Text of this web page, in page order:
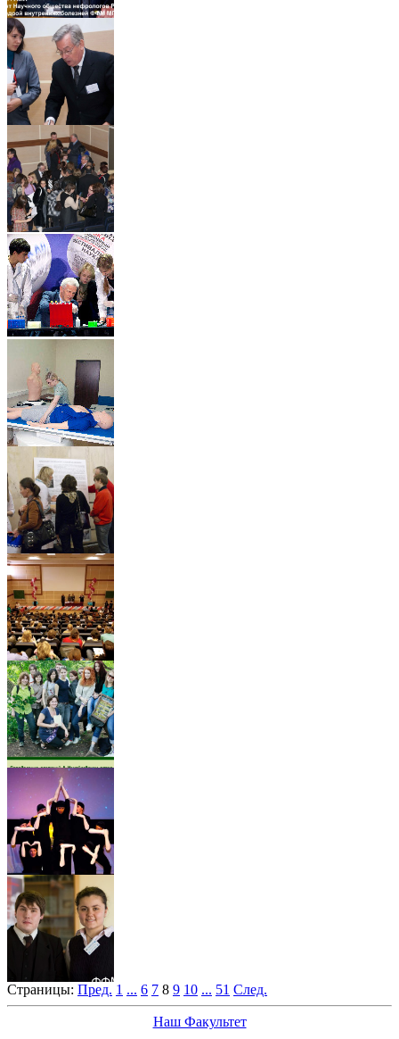
Страницы: Пред. 1 ... 6 7 8 9 10 ... 51 След.
Наш Факультет